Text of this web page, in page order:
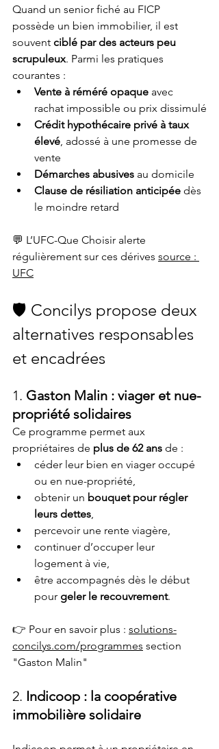
Quand un senior fiché au FICP
possède un bien immobilier, il est
souvent ciblé par des acteurs peu
scrupuleux. Parmi les pratiques
courantes :
Vente à réméré opaque avec
rachat impossible ou prix dissimulé
Crédit hypothécaire privé à taux
élevé, adossé à une promesse de
vente
Démarches abusives au domicile
Clause de résiliation anticipée dès
le moindre retard
💬 L’UFC-Que Choisir alerte
régulièrement sur ces dérives source :
UFC
🛡️ Concilys propose deux
alternatives responsables
et encadrées
1. Gaston Malin : viager et nue-
propriété solidaires
Ce programme permet aux
propriétaires de plus de 62 ans de :
céder leur bien en viager occupé
ou en nue-propriété,
obtenir un bouquet pour régler
leurs dettes,
percevoir une rente viagère,
continuer d’occuper leur
logement à vie,
être accompagnés dès le début
pour geler le recouvrement.
👉 Pour en savoir plus : solutions-
concilys.com/programmes section
"Gaston Malin"
2. Indicoop : la coopérative
immobilière solidaire